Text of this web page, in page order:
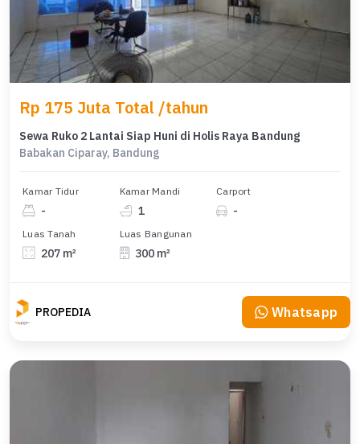
Rp 175 Juta Total /tahun
Sewa Ruko 2 Lantai Siap Huni di Holis Raya Bandung
Babakan Ciparay, Bandung
Kamar Tidur
-
Kamar Mandi
1
Carport
-
Luas Tanah
207 m²
Luas Bangunan
300 m²
PROPEDIA Whatsapp